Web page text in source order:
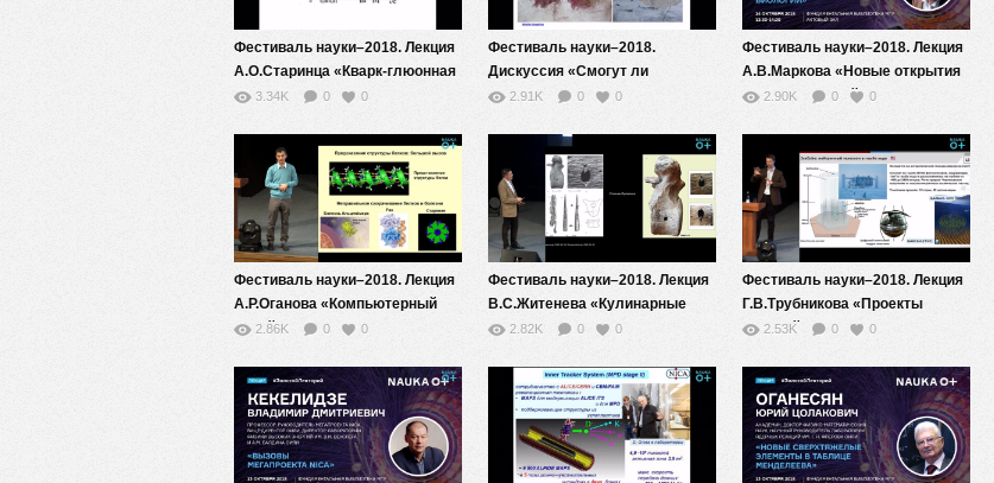
Фестиваль науки–2018. Лекция
А.О.Старинца «Кварк-глюонная
плазма и гидродинамика
3.34K 0 0
Фестиваль науки–2018.
Дискуссия «Cмогут ли
андроиды грезить об
искусственного интеллекта к
искусственному сознанию»
2.91K 0 0
Фестиваль науки–2018. Лекция
А.В.Маркова «Новые открытия
в эволюционной биологии»
2.90K 0 0
Фестиваль науки–2018. Лекция
А.Р.Оганова «Компьютерный
дизайн новых
2.86K 0 0
Фестиваль науки–2018. Лекция
В.С.Житенева «Кулинарные
предпочтения и
мире Ледникового периода:
результаты
междисциплинарных
исследований»
2.82K 0 0
Фестиваль науки–2018. Лекция
Г.В.Трубникова «Проекты
мегасайенс –
интеллекта»
2.53K 0 0